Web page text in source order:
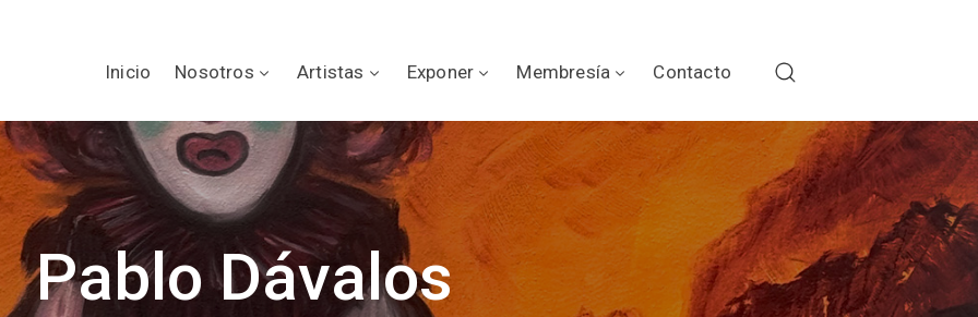
Inicio Nosotros Artistas Exponer Membresía Contacto
Pablo Dávalos